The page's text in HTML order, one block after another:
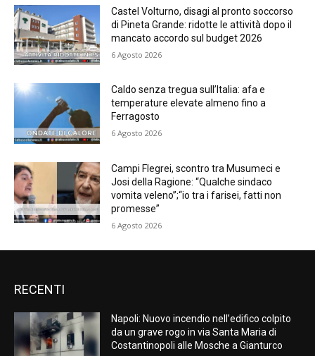
Castel Volturno, disagi al pronto soccorso
di Pineta Grande: ridotte le attività dopo il
mancato accordo sul budget 2026
6 Agosto 2026
Caldo senza tregua sull’Italia: afa e
temperature elevate almeno fino a
Ferragosto
6 Agosto 2026
Campi Flegrei, scontro tra Musumeci e
Josi della Ragione: “Qualche sindaco
vomita veleno”;“io tra i farisei, fatti non
promesse”
6 Agosto 2026
RECENTI
Napoli: Nuovo incendio nell’edifico colpito
da un grave rogo in via Santa Maria di
Costantinopoli alle Mosche a Gianturco